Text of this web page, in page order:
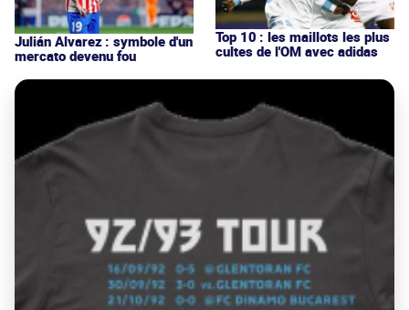
Julián Alvarez : symbole d'un
mercato devenu fou
Top 10 : les maillots les plus
cultes de l'OM avec adidas